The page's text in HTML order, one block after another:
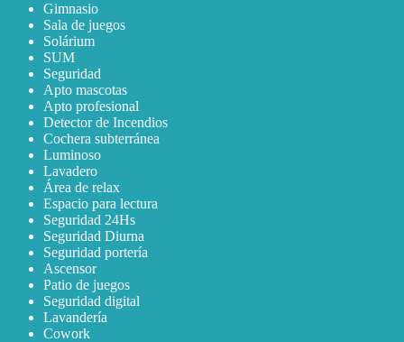
Gimnasio
Sala de juegos
Solárium
SUM
Seguridad
Apto mascotas
Apto profesional
Detector de Incendios
Cochera subterránea
Luminoso
Lavadero
Área de relax
Espacio para lectura
Seguridad 24Hs
Seguridad Diurna
Seguridad portería
Ascensor
Patio de juegos
Seguridad digital
Lavandería
Cowork